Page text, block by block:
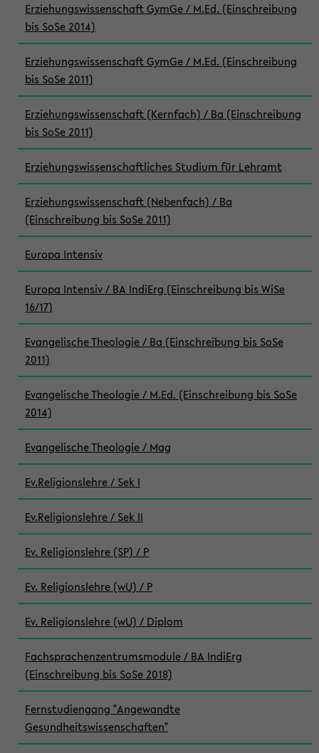
Erziehungswissenschaft GymGe / M.Ed. (Einschreibung
bis SoSe 2014)
Erziehungswissenschaft GymGe / M.Ed. (Einschreibung
bis SoSe 2011)
Erziehungswissenschaft (Kernfach) / Ba (Einschreibung
bis SoSe 2011)
Erziehungswissenschaftliches Studium für Lehramt
Erziehungswissenschaft (Nebenfach) / Ba
(Einschreibung bis SoSe 2011)
Europa Intensiv
Europa Intensiv / BA IndiErg (Einschreibung bis WiSe
16/17)
Evangelische Theologie / Ba (Einschreibung bis SoSe
2011)
Evangelische Theologie / M.Ed. (Einschreibung bis SoSe
2014)
Evangelische Theologie / Mag
Ev.Religionslehre / Sek I
Ev.Religionslehre / Sek II
Ev. Religionslehre (SP) / P
Ev. Religionslehre (wU) / P
Ev. Religionslehre (wU) / Diplom
Fachsprachenzentrumsmodule / BA IndiErg
(Einschreibung bis SoSe 2018)
Fernstudiengang "Angewandte
Gesundheitswissenschaften"